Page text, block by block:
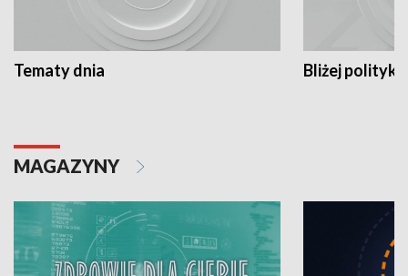
Tematy dnia Bliżej polityki
MAGAZYNY